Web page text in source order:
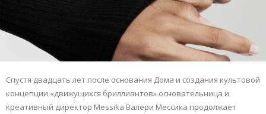
Спустя двадцать лет после основания Дома и создания культовой
концепции «движущихся бриллиантов» основательница и
креативный директор Messika Валери Мессика продолжает